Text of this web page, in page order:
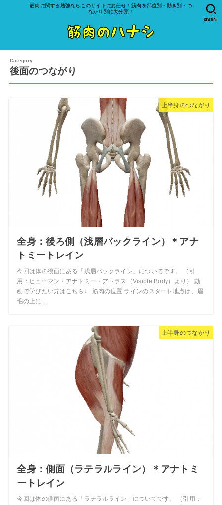
筋肉に関する勉強ならこのサイトにお任せ！筋肉を部位別・動き別・つ
ながり別に大分類！
SEARCH
後面のつながり
上半身のつながり
全身：後ろ側（浅層バックライン）＊アナ
トミートレイン
今回は体の後面にある「浅層バックライン」についてです。 （引
用：ヒューマン・アナトミー・アトラス（Visible Body）より） 動
画で学びたい方はこちら↓ 筋肉の位置 ラインのスタート地点は、眉
毛の上に...
上半身のつながり
全身：側面（ラテラルライン）＊アナトミ
ートレイン
今回は体の側面にある「ラテラルライン」についてです。 （引用：